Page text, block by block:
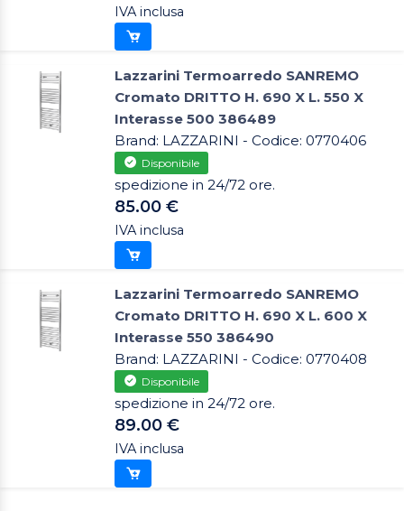
IVA inclusa
Lazzarini Termoarredo SANREMO
Cromato DRITTO H. 690 X L. 550 X
Interasse 500 386489
Brand: LAZZARINI - Codice: 0770406
Disponibile
spedizione in 24/72 ore.
85.00 €
IVA inclusa
Lazzarini Termoarredo SANREMO
Cromato DRITTO H. 690 X L. 600 X
Interasse 550 386490
Brand: LAZZARINI - Codice: 0770408
Disponibile
spedizione in 24/72 ore.
89.00 €
IVA inclusa